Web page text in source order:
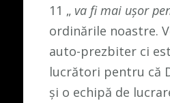
11 „va fi mai ușor
ordinările noastre.
auto-prezbiter ci
lucrători pentru că
și o echipă de